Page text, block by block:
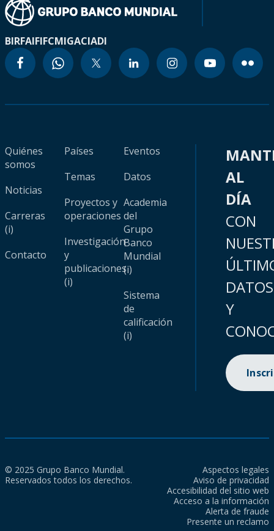
BIRFAIFIFCMIGACIADI
Quiénes
somos
Noticias
Carreras
(i)
Contacto
Países
Temas
Proyectos y
operaciones
Investigación
y
publicaciones
(i)
Eventos
Datos
Academia
del
Grupo
Banco
Mundial
(i)
Sistema
de
calificación
(i)
AL
DÍA
CON
DATOS
Y
© 2025 Grupo Banco Mundial.
Reservados todos los derechos.
Aspectos legales
Aviso de privacidad
Accesibilidad del sitio web
Acceso a la información
Alerta de fraude
Presente un reclamo